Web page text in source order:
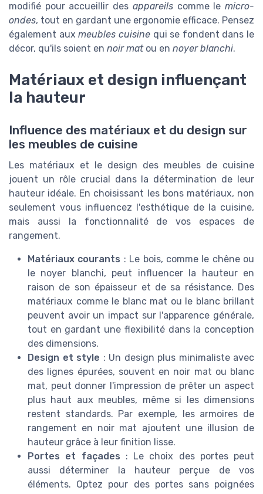
modifié pour accueillir des appareilscomme lemicro-
ondes, tout en gardant une ergonomie efficace. Pensez
également auxmeubles cuisinequi se fondent dans le
décor, qu'ils soient en noir matou en noyer blanchi.
Matériaux et design influençant
la hauteur
Influence des matériaux et du design sur
les meubles de cuisine
Les matériaux et le design des meubles de cuisine
jouent un rôle crucial dans la détermination de leur
hauteur idéale. En choisissant les bons matériaux, non
seulement vous influencez l'esthétique de la cuisine,
mais aussi la fonctionnalité de vos espaces de
rangement.
Matériaux courants : Le bois, comme le chêne ou
le noyer blanchi, peut influencer la hauteur en
raison de son épaisseur et de sa résistance. Des
matériaux comme le blanc mat ou le blanc brillant
peuvent avoir un impact sur l'apparence générale,
tout en gardant une flexibilité dans la conception
des dimensions.
Design et style : Un design plus minimaliste avec
des lignes épurées, souvent en noir mat ou blanc
mat, peut donner l'impression de prêter un aspect
plus haut aux meubles, même si les dimensions
restent standards. Par exemple, les armoires de
rangement en noir mat ajoutent une illusion de
hauteur grâce à leur finition lisse.
Portes et façades : Le choix des portes peut
aussi déterminer la hauteur perçue de vos
éléments. Optez pour des portes sans poignées